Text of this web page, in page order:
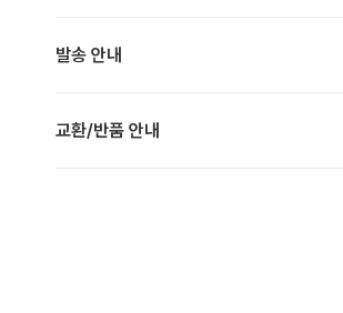
발송 안내
교환/반품 안내